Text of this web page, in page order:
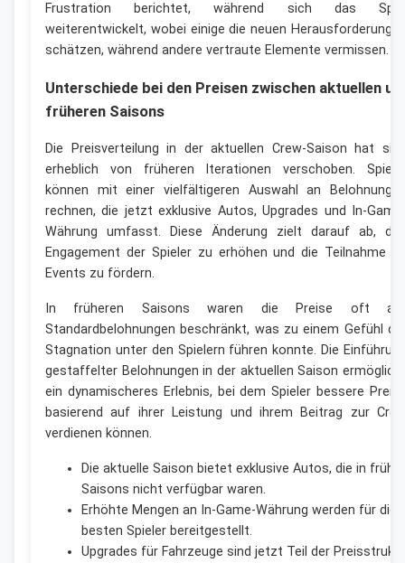
Frustration berichtet, während sich das
weiterentwickelt, wobei einige die neuen
schätzen, während andere vertraute Elemente vermissen.
Unterschiede bei den Preisen zwischen aktuellen
früheren Saisons
Die Preisverteilung in der aktuellen Crew-Saison hat
erheblich von früheren Iterationen verschoben.
können mit einer vielfältigeren Auswahl an
rechnen, die jetzt exklusive Autos, Upgrades und In-
Währung umfasst. Diese Änderung zielt darauf ab,
Engagement der Spieler zu erhöhen und die Teilnahme
Events zu fördern.
In früheren Saisons waren die Preise oft
Standardbelohnungen beschränkt, was zu einem Gefühl
Stagnation unter den Spielern führen konnte. Die
gestaffelter Belohnungen in der aktuellen Saison
ein dynamischeres Erlebnis, bei dem Spieler bessere
basierend auf ihrer Leistung und ihrem Beitrag zur
verdienen können.
Die aktuelle Saison bietet exklusive Autos, die in
Saisons nicht verfügbar waren.
Erhöhte Mengen an In-Game-Währung werden für die
besten Spieler bereitgestellt.
Upgrades für Fahrzeuge sind jetzt Teil der